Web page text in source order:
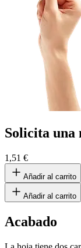
Solicita una
1,51 €
Añadir al carrito
Añadir al carrito
Acabado